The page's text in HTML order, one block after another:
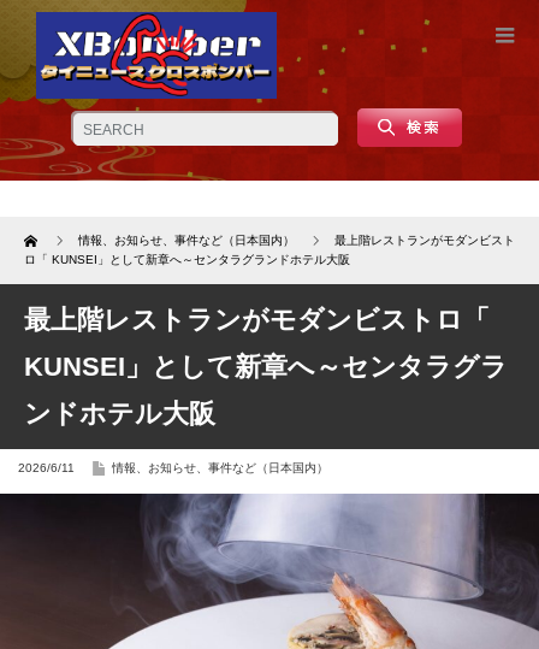
Home 情報、お知らせ、事件など（日本国内）
最上階レストランがモダンビスト
ロ「 KUNSEI」として新章へ～センタラグランドホテル大阪
最上階レストランがモダンビストロ「
KUNSEI」として新章へ～センタラグラ
ンドホテル大阪
2026/6/11 情報、お知らせ、事件など（日本国内）